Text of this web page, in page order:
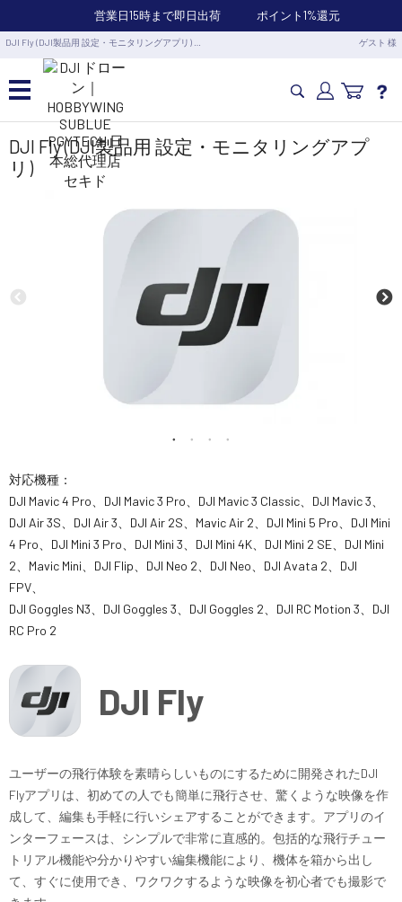
営業日15時まで即日出荷 ポイント1%還元
DJI Fly (DJI製品用 設定・モニタリングアプリ) … ゲスト 様
カメラドローン・生活家電
水中ドローン(ROV)・水中スクーター
サポート・Q&A / 法人・学生のお客様
DJI Fly (DJI製品用 設定・モニタリングアプ
リ)
対応機種：
DJI Mavic 4 Pro、DJI Mavic 3 Pro、DJI Mavic 3 Classic、DJI Mavic 3、
DJI Air 3S、DJI Air 3、DJI Air 2S、Mavic Air 2、DJI Mini 5 Pro、DJI Mini
4 Pro、DJI Mini 3 Pro、DJI Mini 3、DJI Mini 4K、DJI Mini 2 SE、DJI Mini
2、Mavic Mini、DJI Flip、DJI Neo 2、DJI Neo、DJI Avata 2、DJI
FPV、
DJI Goggles N3、DJI Goggles 3、DJI Goggles 2、DJI RC Motion 3、DJI
RC Pro 2
DJI Fly
ユーザーの飛行体験を素晴らしいものにするために開発されたDJI
Flyアプリは、初めての人でも簡単に飛行させ、驚くような映像を作
成して、編集も手軽に行いシェアすることができます。アプリのイ
ンターフェースは、シンプルで非常に直感的。包括的な飛行チュー
トリアル機能や分かりやすい編集機能により、機体を箱から出し
て、すぐに使用でき、ワクワクするような映像を初心者でも撮影で